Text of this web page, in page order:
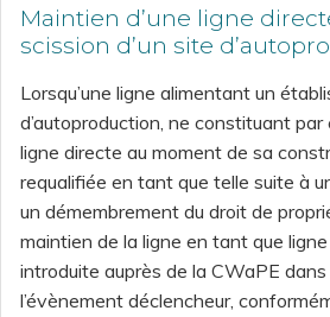
Maintien d’une ligne
scission d’un site
Lorsqu’une ligne alimentant un
d’autoproduction, ne constituant
ligne directe au moment de sa
requalifiée en tant que telle suite à
un démembrement du droit de
maintien de la ligne en tant que
introduite auprès de la CWaPE
l’évènement déclencheur,